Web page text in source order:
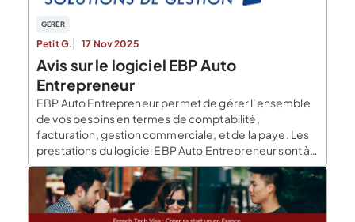
GERER
Petit G. 17 Nov 2025
Avis sur le logiciel EBP Auto
Entrepreneur
EBP Auto Entrepreneur permet de gérer l’ensemble
de vos besoins en termes de comptabilité,
facturation, gestion commerciale, et de la paye. Les
prestations du logiciel EBP Auto Entrepreneur sont à
destination des auto-entrepreneurs. Description de
EBP Entrepreneur Le logiciel EBP Auto Entrepreneur
est un logiciel français fondé par René Sentis qui
l’actuel PDG du groupe […]